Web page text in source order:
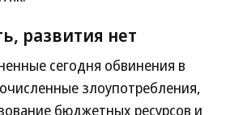
развития нет
сегодня обвинения в
злоупотребления,
бюджетных ресурсов и